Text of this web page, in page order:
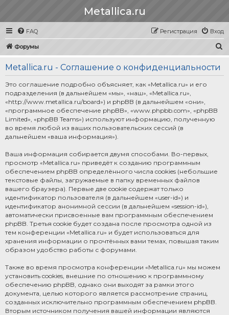
Metallica.ru
FAQ Вход
Регистрация
Форумы
Metallica.ru - Соглашение о конфиденциальности
Это соглашение подробно объясняет, как «Metallica.ru» и его
подразделения (в дальнейшем «мы», «наш», «Metallica.ru»,
«http://www.metallica.ru/board») и phpBB (в дальнейшем «они»,
«программное обеспечение phpBB», «www.phpbb.com», «phpBB
Limited», «phpBB Teams») используют информацию, полученную
во время любой из ваших пользовательских сессий (в
дальнейшем «ваша информация»).
Ваша информация собирается двумя способами. Во-первых,
просмотр «Metallica.ru» приведёт к созданию программным
обеспечением phpBB определённого числа cookies (небольшие
текстовые файлы, загружаемые в папку временных файлов
вашего браузера). Первые две cookie содержат только
идентификатор пользователя (в дальнейшем «user-id») и
идентификатор анонимной сессии (в дальнейшем «session-id»),
автоматически присвоенные вам программным обеспечением
phpBB. Третья cookie будет создана после просмотра одной из
тем конференции «Metallica.ru» и будет использоваться для
хранения информации о прочтённых вами темах, повышая таким
образом удобство работы с форумами.
Также во время просмотра конференции «Metallica.ru» мы можем
установить cookies, внешние по отношению к программному
обеспечению phpBB, однако они выходят за рамки этого
документа, целью которого является рассмотрение страниц,
созданных исключительно программным обеспечением phpBB.
Вторым источником получения вашей информации являются